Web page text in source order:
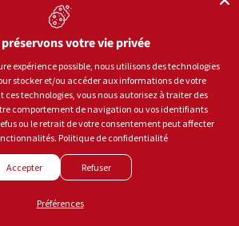
LES OPTIONS
votre vie privée
expérience possible, nous utilisons des technologies
stocker et/ou accéder aux informations de votre
ces technologies, vous nous autorisez à traiter des
comportement de navigation ou vos identifiants
ou le retrait de votre consentement peut affecter
Politique de confidentialité
Accepter Refuser
Préférences